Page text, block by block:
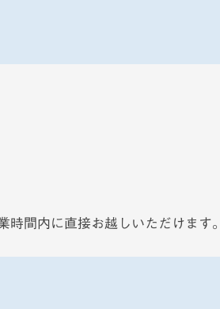
時間内に直接お越しいただけます。